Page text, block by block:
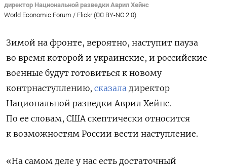
директор Национальной разведки Аврил Хейнс
World Economic Forum / Flickr (CC BY-NC 2.0)
Зимой на фронте, вероятно, наступит пауза
во время которой и украинские, и российские
военные будут готовиться к новому
контрнаступлению, сказала директор
Национальной разведки Аврил Хейнс.
По ее словам, США скептически относится
к возможностям России вести наступление.
«На самом деле у нас есть достаточный